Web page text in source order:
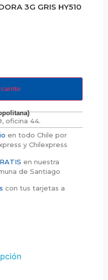
3G GRIS HY510
carrito
oficina 44.
en todo Chile por
y Chilexpress
en nuestra
de Santiago
con tus tarjetas a